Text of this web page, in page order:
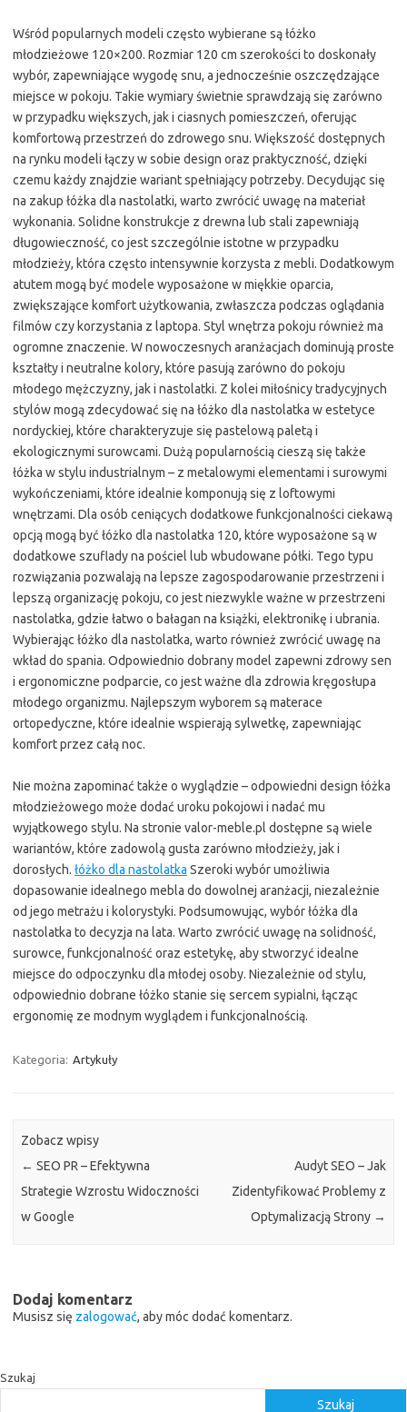
Wśród popularnych modeli często wybierane są łóżko
młodzieżowe 120×200. Rozmiar 120 cm szerokości to doskonały
wybór, zapewniające wygodę snu, a jednocześnie oszczędzające
miejsce w pokoju. Takie wymiary świetnie sprawdzają się zarówno
w przypadku większych, jak i ciasnych pomieszczeń, oferując
komfortową przestrzeń do zdrowego snu. Większość dostępnych
na rynku modeli łączy w sobie design oraz praktyczność, dzięki
czemu każdy znajdzie wariant spełniający potrzeby. Decydując się
na zakup łóżka dla nastolatki, warto zwrócić uwagę na materiał
wykonania. Solidne konstrukcje z drewna lub stali zapewniają
długowieczność, co jest szczególnie istotne w przypadku
młodzieży, która często intensywnie korzysta z mebli. Dodatkowym
atutem mogą być modele wyposażone w miękkie oparcia,
zwiększające komfort użytkowania, zwłaszcza podczas oglądania
filmów czy korzystania z laptopa. Styl wnętrza pokoju również ma
ogromne znaczenie. W nowoczesnych aranżacjach dominują proste
kształty i neutralne kolory, które pasują zarówno do pokoju
młodego mężczyzny, jak i nastolatki. Z kolei miłośnicy tradycyjnych
stylów mogą zdecydować się na łóżko dla nastolatka w estetyce
nordyckiej, które charakteryzuje się pastelową paletą i
ekologicznymi surowcami. Dużą popularnością cieszą się także
łóżka w stylu industrialnym – z metalowymi elementami i surowymi
wykończeniami, które idealnie komponują się z loftowymi
wnętrzami. Dla osób ceniących dodatkowe funkcjonalności ciekawą
opcją mogą być łóżko dla nastolatka 120, które wyposażone są w
dodatkowe szuflady na pościel lub wbudowane półki. Tego typu
rozwiązania pozwalają na lepsze zagospodarowanie przestrzeni i
lepszą organizację pokoju, co jest niezwykle ważne w przestrzeni
nastolatka, gdzie łatwo o bałagan na książki, elektronikę i ubrania.
Wybierając łóżko dla nastolatka, warto również zwrócić uwagę na
wkład do spania. Odpowiednio dobrany model zapewni zdrowy sen
i ergonomiczne podparcie, co jest ważne dla zdrowia kręgosłupa
młodego organizmu. Najlepszym wyborem są materace
ortopedyczne, które idealnie wspierają sylwetkę, zapewniając
komfort przez całą noc.
Nie można zapominać także o wyglądzie – odpowiedni design łóżka
młodzieżowego może dodać uroku pokojowi i nadać mu
wyjątkowego stylu. Na stronie valor-meble.pl dostępne są wiele
wariantów, które zadowolą gusta zarówno młodzieży, jak i
dorosłych. łóżko dla nastolatka Szeroki wybór umożliwia
dopasowanie idealnego mebla do dowolnej aranżacji, niezależnie
od jego metrażu i kolorystyki. Podsumowując, wybór łóżka dla
nastolatka to decyzja na lata. Warto zwrócić uwagę na solidność,
surowce, funkcjonalność oraz estetykę, aby stworzyć idealne
miejsce do odpoczynku dla młodej osoby. Niezależnie od stylu,
odpowiednio dobrane łóżko stanie się sercem sypialni, łącząc
ergonomię ze modnym wyglądem i funkcjonalnością.
Kategoria: Artykuły
Zobacz wpisy
← SEO PR – Efektywna
Strategie Wzrostu Widoczności
w Google
Audyt SEO – Jak
Zidentyfikować Problemy z
Optymalizacją Strony →
Dodaj komentarz
Musisz się zalogować, aby móc dodać komentarz.
Szukaj
Szukaj